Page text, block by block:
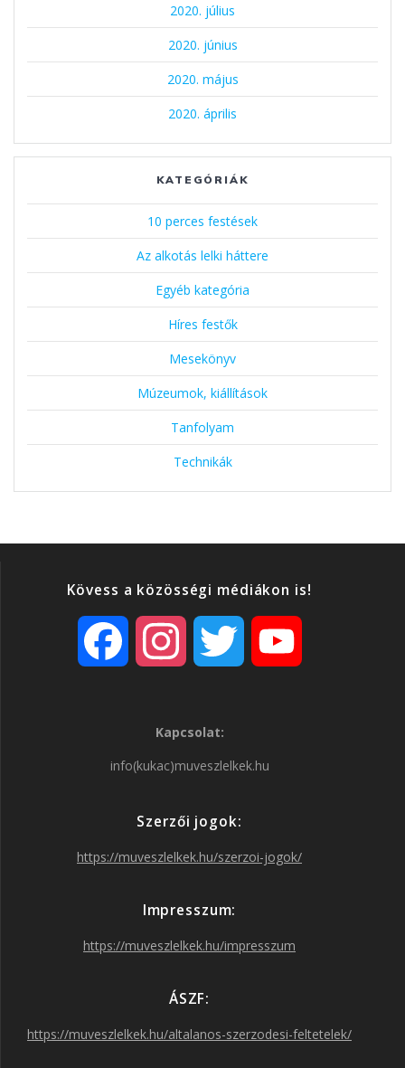
2020. július
2020. június
2020. május
2020. április
KATEGÓRIÁK
10 perces festések
Az alkotás lelki háttere
Egyéb kategória
Híres festők
Mesekönyv
Múzeumok, kiállítások
Tanfolyam
Technikák
Kövess a közösségi médiákon is!
o
s
r
a
m
r
Kapcsolat:
info(kukac)muveszlelkek.hu
Szerzői jogok:
https://muveszlelkek.hu/szerzoi-jogok/
Impresszum:
https://muveszlelkek.hu/impresszum
ÁSZF:
https://muveszlelkek.hu/altalanos-szerzodesi-feltetelek/